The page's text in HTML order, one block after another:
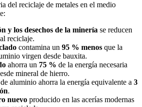
del reciclaje de metales en el medio
y los desechos de la minería se reducen
reciclaje.
contamina un 95 % menos que la
virgen desde bauxita.
ahorra un 75 % de la energía necesaria
mineral de hierro.
aluminio ahorra la energía equivalente a 3
.
nuevo producido en las acerías modernas